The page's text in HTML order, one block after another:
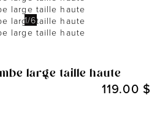
1/6
large taille haute
119.00 $